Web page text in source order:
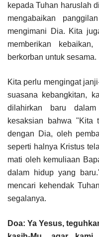
kepada Tuhan haruslah
mengabaikan
mengimani Dia. Kita
memberikan
berkorban untuk sesama.
Kita perlu mengingat
suasana kebangkitan,
dilahirkan baru
kesaksian bahwa "Kita
dengan Dia, oleh
seperti halnya Kristus
mati oleh kemuliaan
dalam hidup yang
mencari kehendak
segalanya.
Doa: Ya Yesus,